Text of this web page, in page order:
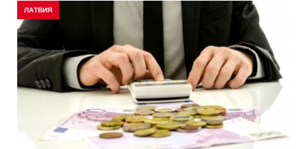
ЛАТВИЯ